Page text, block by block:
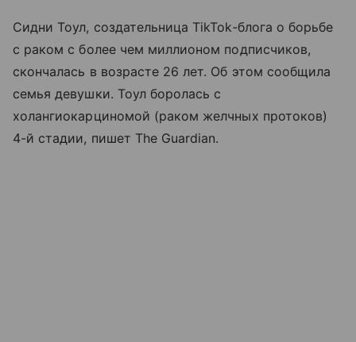
Сидни Тоул, создательница TikTok-блога о борьбе
с раком с более чем миллионом подписчиков,
скончалась в возрасте 26 лет. Об этом сообщила
семья девушки. Тоул боролась с
холангиокарциномой (раком желчных протоков)
4-й стадии, пишет The Guardian.